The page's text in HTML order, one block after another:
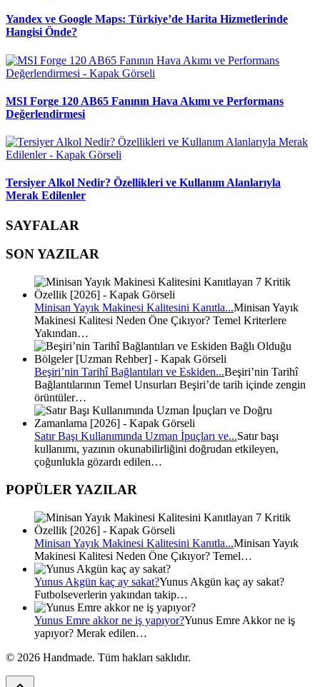
Yandex ve Google Maps: Türkiye’de Harita Hizmetlerinde
Hangisi Önde?
MSI Forge 120 AB65 Fanının Hava Akımı ve Performans
Değerlendirmesi
Tersiyer Alkol Nedir? Özellikleri ve Kullanım Alanlarıyla
Merak Edilenler
SAYFALAR
SON YAZILAR
Minisan Yayık Makinesi Kalitesini Kanıtla...Minisan Yayık
Makinesi Kalitesi Neden Öne Çıkıyor? Temel Kriterlere
Yakından…
Beşiri’nin Tarihî Bağlantıları ve Eskiden...Beşiri’nin Tarihî
Bağlantılarının Temel Unsurları Beşiri’de tarih içinde zengin
örüntüler…
Satır Başı Kullanımında Uzman İpuçları ve...Satır başı
kullanımı, yazının okunabilirliğini doğrudan etkileyen,
çoğunlukla gözardı edilen…
POPÜLER YAZILAR
Minisan Yayık Makinesi Kalitesini Kanıtla...Minisan Yayık
Makinesi Kalitesi Neden Öne Çıkıyor? Temel…
Yunus Akgün kaç ay sakat?Yunus Akgün kaç ay sakat?
Futbolseverlerin yakından takip…
Yunus Emre akkor ne iş yapıyor?Yunus Emre Akkor ne iş
yapıyor? Merak edilen…
© 2026 Handmade. Tüm hakları saklıdır.